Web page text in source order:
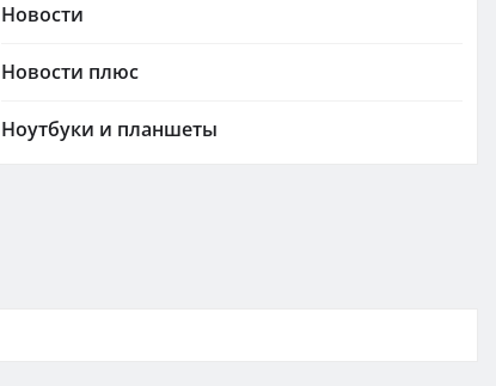
Новости
Новости плюс
Ноутбуки и планшеты